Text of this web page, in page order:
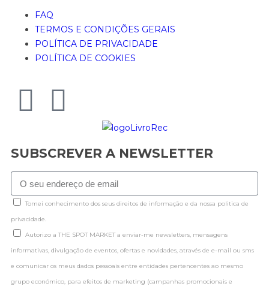
FAQ
TERMOS E CONDIÇÕES GERAIS
POLÍTICA DE PRIVACIDADE
POLÍTICA DE COOKIES
SUBSCREVER A NEWSLETTER
Tomei conhecimento dos seus direitos de informação e da nossa politica de
privacidade.
Autorizo a THE SPOT MARKET a enviar-me newsletters, mensagens
informativas, divulgação de eventos, ofertas e novidades, através de e-mail ou sms
e comunicar os meus dados pessoais entre entidades pertencentes ao mesmo
grupo económico, para efeitos de marketing (campanhas promocionais e